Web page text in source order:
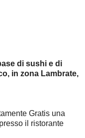
di sushi e di
in zona Lambrate,
Gratis una
il ristorante